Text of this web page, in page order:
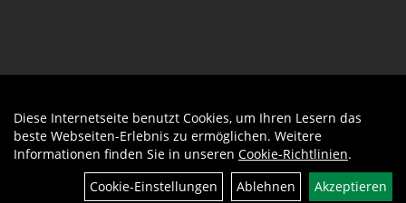
Diese Internetseite benutzt Cookies, um Ihren Lesern das
beste Webseiten-Erlebnis zu ermöglichen. Weitere
Informationen finden Sie in unseren Cookie-Richtlinien.
Cookie-Einstellungen
Ablehnen Akzeptieren
Auftrag widerrufen